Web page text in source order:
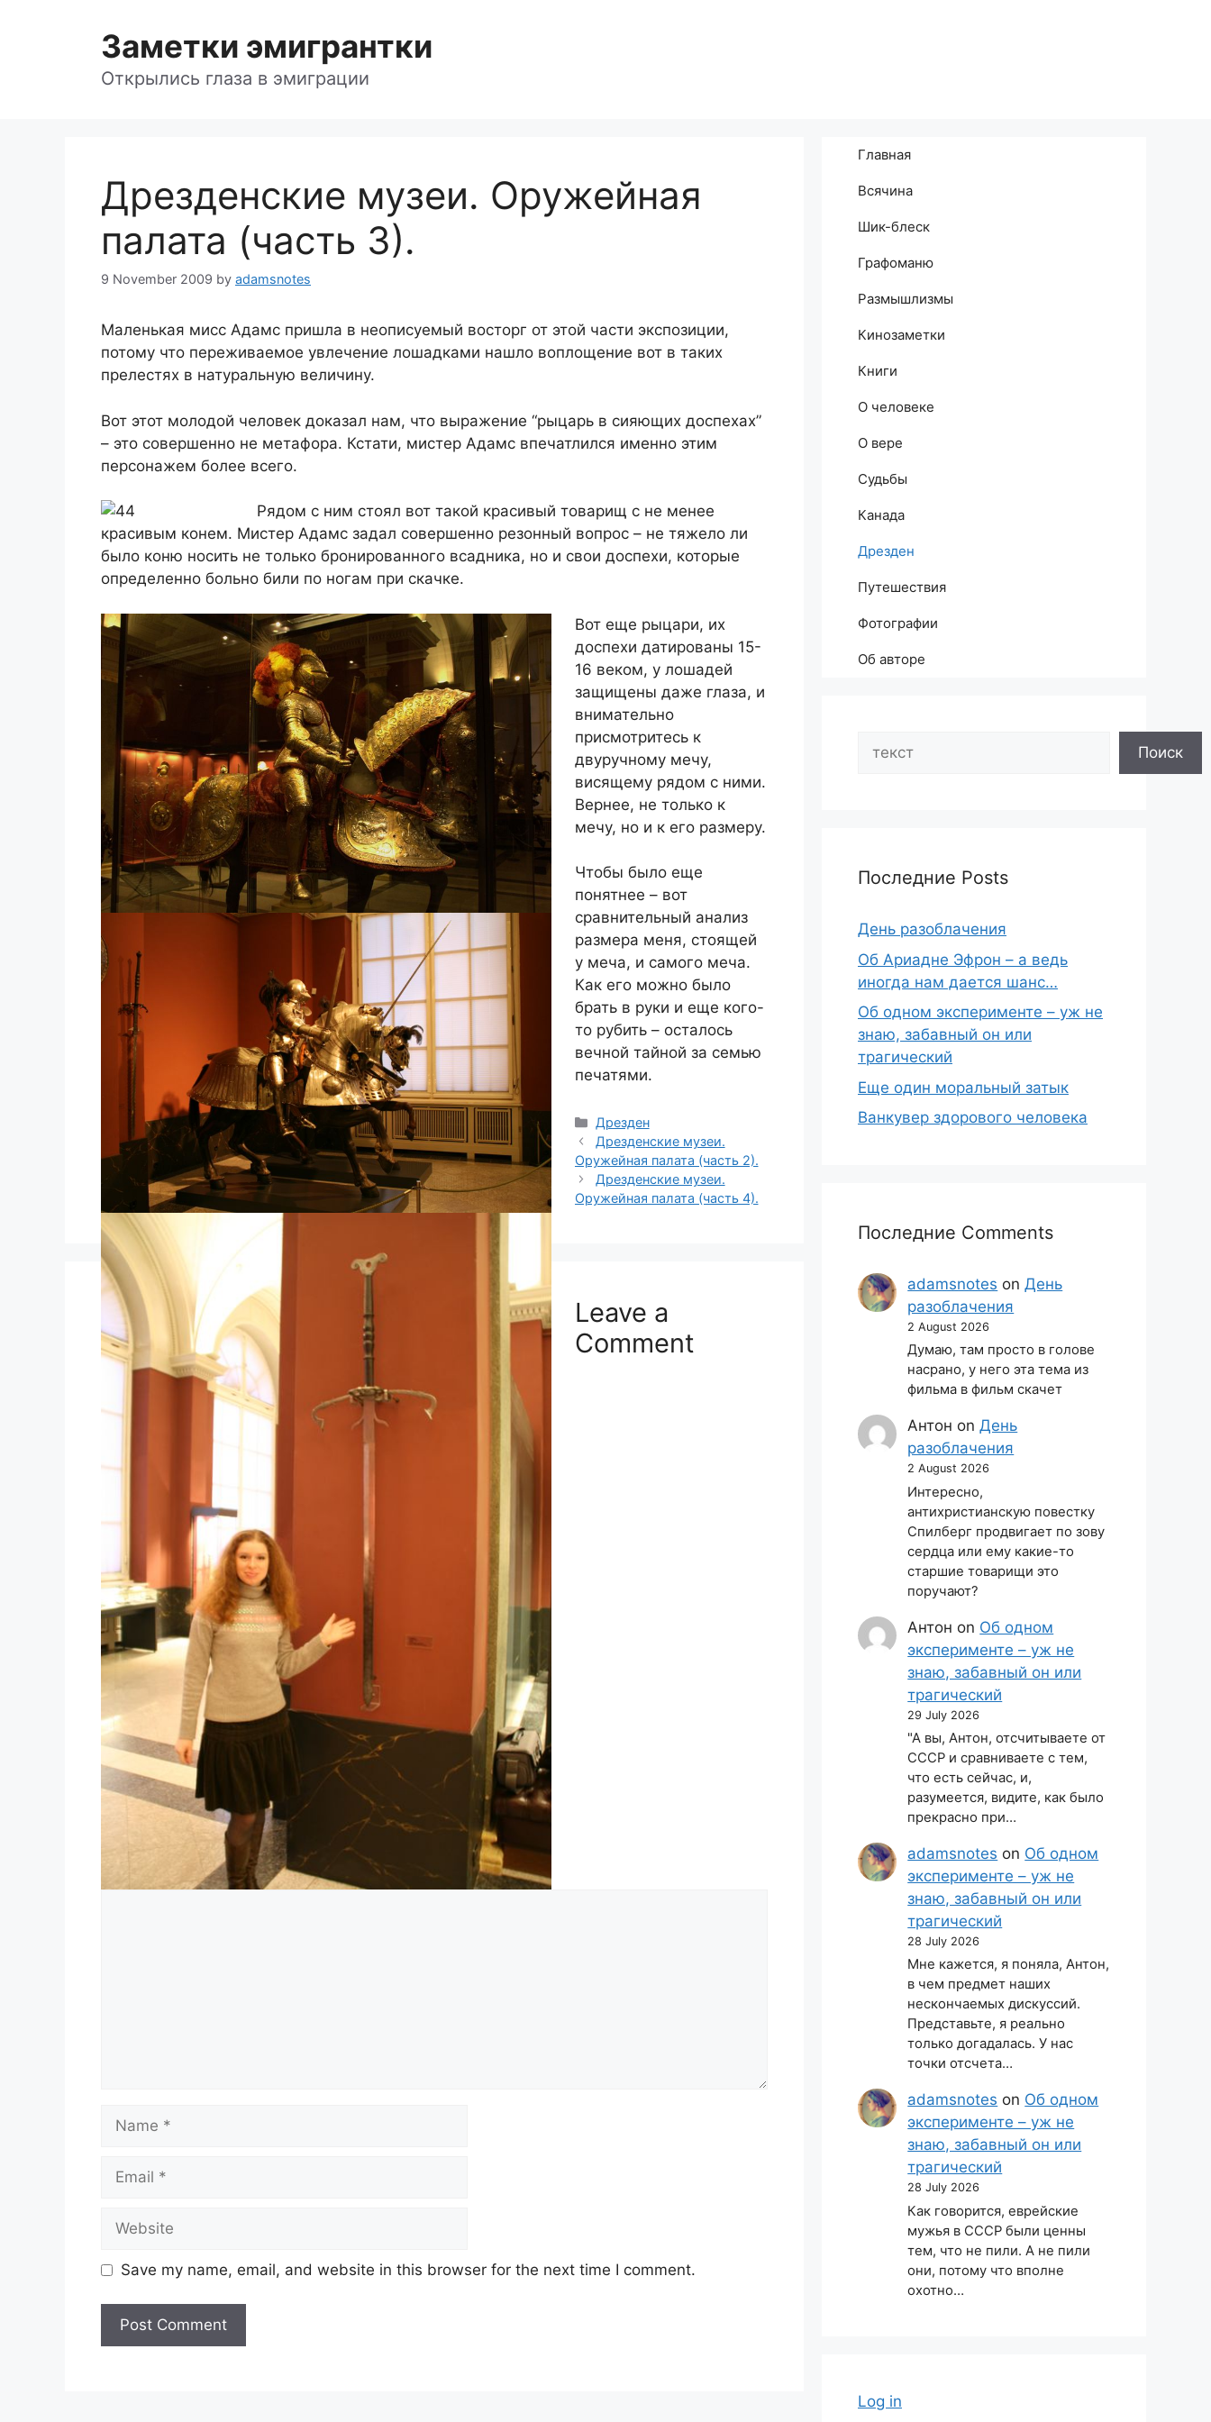
Заметки эмигрантки
Открылись глаза в эмиграции
Дрезденские музеи. Оружейная
палата (часть 3).
9 November 2009 by adamsnotes
Маленькая мисс Адамс пришла в неописуемый восторг от этой части экспозиции,
потому что переживаемое увлечение лошадками нашло воплощение вот в таких
прелестях в натуральную величину.
Вот этот молодой человек доказал нам, что выражение “рыцарь в сияющих доспехах”
– это совершенно не метафора. Кстати, мистер Адамс впечатлился именно этим
персонажем более всего.
Рядом с ним стоял вот такой красивый товарищ с не менее
красивым конем. Мистер Адамс задал совершенно резонный вопрос – не тяжело ли
было коню носить не только бронированного всадника, но и свои доспехи, которые
определенно больно били по ногам при скачке.
Вот еще рыцари, их
доспехи датированы 15-
16 веком, у лошадей
защищены даже глаза, и
внимательно
присмотритесь к
двуручному мечу,
висящему рядом с ними.
Вернее, не только к
мечу, но и к его размеру.
Чтобы было еще
понятнее – вот
сравнительный анализ
размера меня, стоящей
у меча, и самого меча.
Как его можно было
брать в руки и еще кого-
то рубить – осталось
вечной тайной за семью
печатями.
Categories
Дрезден
Дрезденские музеи.
Оружейная палата (часть 2).
Дрезденские музеи.
Оружейная палата (часть 4).
Leave a
Comment
Save my name, email, and website in this browser for the next time I comment.
Главная
Всячина
Шик-блеск
Графоманю
Размышлизмы
Кинозаметки
Книги
О человеке
О вере
Судьбы
Канада
Дрезден
Путешествия
Фотографии
Об авторе
Поиск
Последние Posts
День разоблачения
Об Ариадне Эфрон – а ведь
иногда нам дается шанс…
Об одном эксперименте – уж не
знаю, забавный он или
трагический
Еще один моральный затык
Ванкувер здорового человека
Последние Comments
adamsnotes onДень
разоблачения
2 August 2026
Думаю, там просто в голове
насрано, у него эта тема из
фильма в фильм скачет
Антон onДень
разоблачения
2 August 2026
Интересно,
антихристианскую повестку
Спилберг продвигает по зову
сердца или ему какие-то
старшие товарищи это
поручают?
Антон on Об одном
эксперименте – уж не
знаю, забавный он или
трагический
29 July 2026
"А вы, Антон, отсчитываете от
СССР и сравниваете с тем,
что есть сейчас, и,
разумеется, видите, как было
прекрасно при…
adamsnotes on Об одном
эксперименте – уж не
знаю, забавный он или
трагический
28 July 2026
Мне кажется, я поняла, Антон,
в чем предмет наших
нескончаемых дискуссий.
Представьте, я реально
только догадалась. У нас
точки отсчета…
adamsnotes on Об одном
эксперименте – уж не
знаю, забавный он или
трагический
28 July 2026
Как говорится, еврейские
мужья в СССР были ценны
тем, что не пили. А не пили
они, потому что вполне
охотно…
Log in